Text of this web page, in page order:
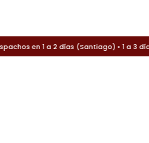
en 1 a 2 días (Santiago) • 1 a 3